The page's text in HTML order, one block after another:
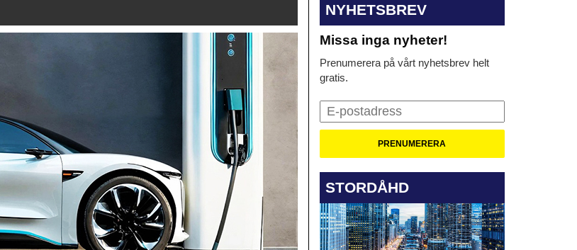
NYHETSBREV
Missa inga nyheter!
Prenumerera på vårt nyhetsbrev helt
gratis.
STORDÅHD